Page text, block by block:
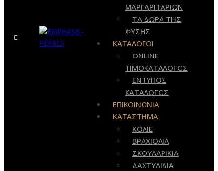
ΜΑΡΓΑΡΙΤΑΡΙΩΝ
ΤΑ ΔΩΡΑ ΤΗΣ
ΦΥΣΗΣ
ΚΑΤΑΛΟΓΟΙ
ONLINE
ΤΙΜΟΚΑΤΑΛΟΓΟΣ
ΕΝΤΥΠΟΣ
ΚΑΤΑΛΟΓΟΣ
ΕΠΙΚΟΙΝΩΝΙΑ
ΚΑΤΑΣΤΗΜΑ
ΚΟΛΙΕ
ΒΡΑΧΙΟΛΙΑ
ΣΚΟΥΛΑΡΙΚΙΑ
ΔΑΧΤΥΛΙΔΙΑ